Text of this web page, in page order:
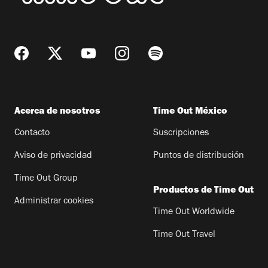
Acerca de nosotros
Contacto
Aviso de privacidad
Time Out Group
Administrar cookies
Time Out México
Suscripciones
Puntos de distribución
Productos de Time Out
Time Out Worldwide
Time Out Travel